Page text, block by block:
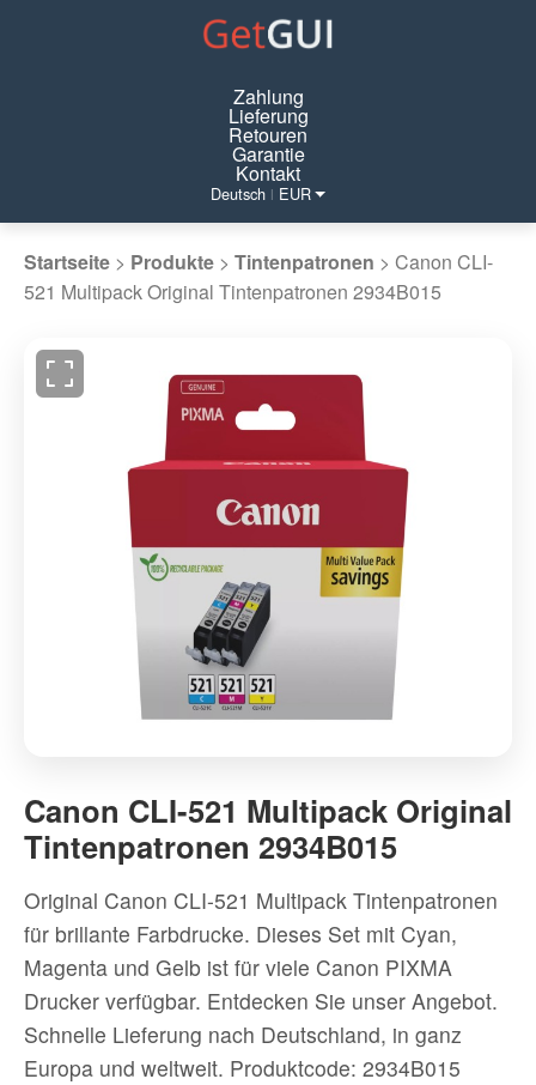
Zahlung
Lieferung
Retouren
Garantie
Kontakt
Deutsch | EUR
Startseite > Produkte > Tintenpatronen > Canon CLI-
521 Multipack Original Tintenpatronen 2934B015
CLI-
521
Multipack
Original
Tintenpatronen
2934B015
-
Hochwertig
Tintenpatronen
Jetzt
Canon CLI-521 Multipack Original
Tintenpatronen 2934B015
Original Canon CLI-521 Multipack Tintenpatronen
für brillante Farbdrucke. Dieses Set mit Cyan,
Magenta und Gelb ist für viele Canon PIXMA
Drucker verfügbar. Entdecken Sie unser Angebot.
Schnelle Lieferung nach Deutschland, in ganz
Europa und weltweit. Produktcode: 2934B015